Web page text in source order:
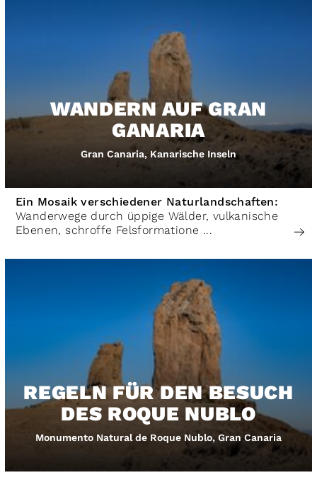
WANDERN AUF GRAN
GANARIA
Gran Canaria, Kanarische Inseln
Ein Mosaik verschiedener Naturlandschaften:
Wanderwege durch üppige Wälder, vulkanische
Ebenen, schroffe Felsformatione ...
REGELN FÜR DEN BESUCH
DES ROQUE NUBLO
Monumento Natural de Roque Nublo, Gran Canaria